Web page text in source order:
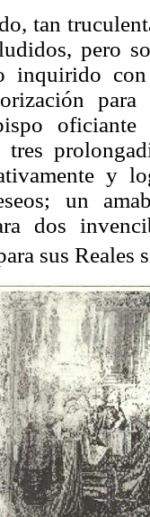
tan
pero
inquirido
oficiante
y
un
dos
sus Reales